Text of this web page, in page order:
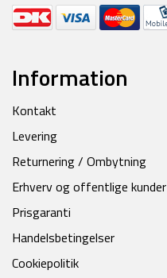
Information
Kontakt
Levering
Returnering / Ombytning
Erhverv og offentlige kunder
Prisgaranti
Handelsbetingelser
Cookiepolitik